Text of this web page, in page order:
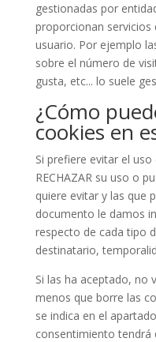
gestionadas por
proporcionan servicios
usuario. Por ejemplo
sobre el número de
gusta, etc... lo suele
¿Cómo
cookies en
Si prefiere evitar el
RECHAZAR su uso o
quiere evitar y las que
documento le damos
respecto de cada tipo
destinatario,
Si las ha aceptado, no
menos que borre las
se indica en el
consentimiento tendrá